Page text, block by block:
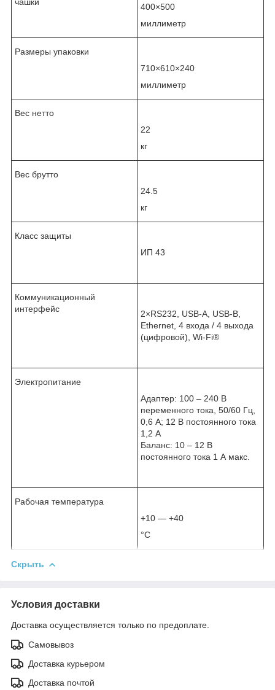
400×500
миллиметр
Размеры упаковки
710×610×240
миллиметр
Вес нетто
22
кг
Вес брутто
24.5
кг
Класс защиты
ИП 43
Коммуникационный
интерфейс
2×RS232, USB-A, USB-B,
Ethernet, 4 входа / 4 выхода
(цифровой), Wi-Fi®
Электропитание
Адаптер: 100 – 240 В
переменного тока, 50/60 Гц,
0,6 А; 12 В постоянного тока
1,2 А
Баланс: 10 – 12 В
постоянного тока 1 А макс.
Рабочая температура
+10 — +40
°С
Скрыть
Условия доставки
Доставка осуществляется только по предоплате.
Самовывоз
Доставка курьером
Доставка почтой